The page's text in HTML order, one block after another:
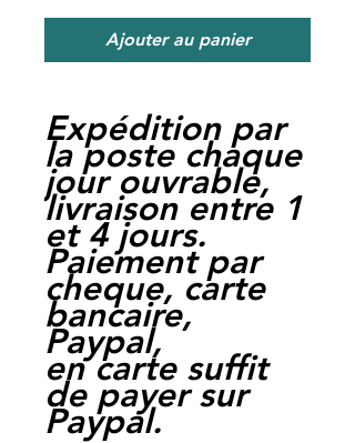
Ajouter au panier
Expédition par
la poste chaque
jour ouvrable,
livraison entre 1
et 4 jours.
Paiement par
cheque, carte
bancaire,
Paypal,
en carte suffit
de payer sur
Paypal.